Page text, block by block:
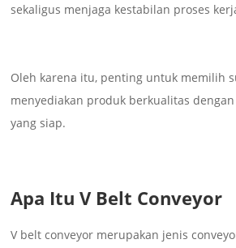
sekaligus menjaga kestabilan proses
Oleh karena itu, penting untuk memilih
menyediakan produk berkualitas
yang siap.
Apa Itu V Belt Conveyor
V belt conveyor merupakan jenis